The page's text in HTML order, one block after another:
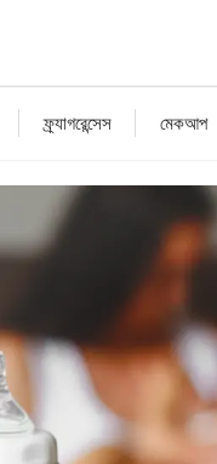
ফ্র্যাগরেন্সেস মেকআপ